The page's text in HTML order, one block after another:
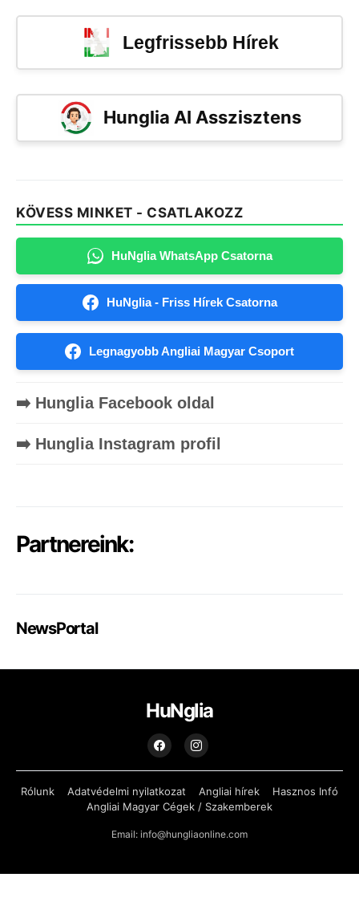
Legfrissebb Hírek
Hunglia AI Asszisztens
KÖVESS MINKET - CSATLAKOZZ
HuNglia WhatsApp Csatorna
HuNglia - Friss Hírek Csatorna
Legnagyobb Angliai Magyar Csoport
➡️ Hunglia Facebook oldal
➡️ Hunglia Instagram profil
Partnereink:
NewsPortal
HuNglia
Rólunk Adatvédelmi nyilatkozat Angliai hírek
Hasznos Infó
Angliai Magyar Cégek / Szakemberek
Email: info@hungliaonline.com